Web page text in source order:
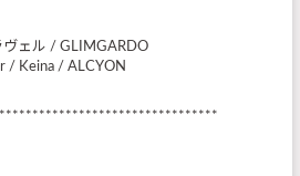
ェル / GLIMGARDO
/ Keina / ALCYON